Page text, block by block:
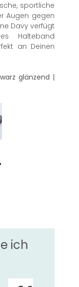
sportliche
Augen gegen
Davy verfügt
Halteband
an Deinen
glänzend |
ich